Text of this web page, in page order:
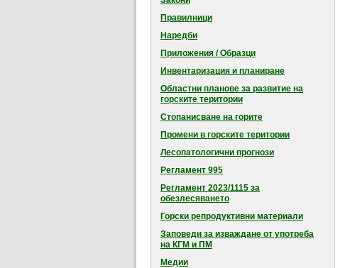
Правилници
Наредби
Приложения / Образци
Инвентаризация и планиране
Областни планове за развитие на
горските територии
Стопанисване на горите
Промени в горските територии
Лесопатологични прогнози
Регламент 995
Регламент 2023/1115 за
обезлесяването
Горски репродуктивни материали
Заповеди за изваждане от употреба
на КГМ и ПМ
Медии